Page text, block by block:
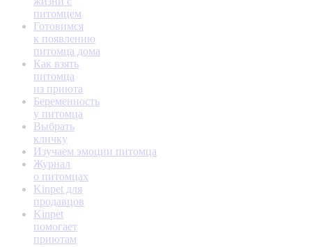
питомцем
Готовимся
к появлению
питомца дома
Как взять
питомца
из приюта
Беременность
у питомца
Выбрать
кличку
Изучаем эмоции питомца
Журнал
о питомцах
Kinpet для
продавцов
Kinpet
помогает
приютам